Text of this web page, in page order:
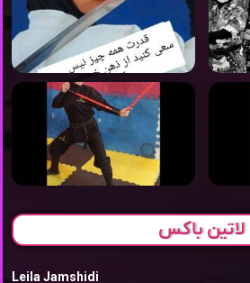
لاتین باکس
Leila Jamshidi